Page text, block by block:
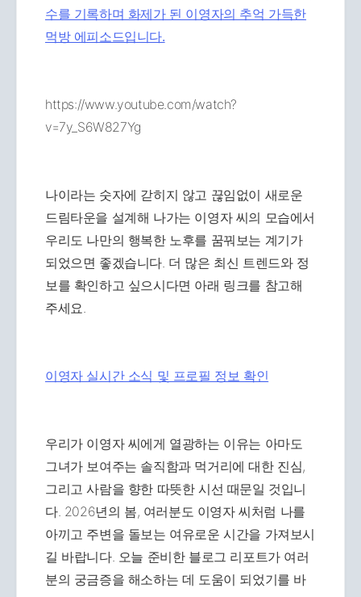
수를 기록하며 화제가 된 이영자의 추억 가득한
먹방 에피소드입니다.
https://www.youtube.com/watch?
v=7y_S6W827Yg
나이라는 숫자에 갇히지 않고 끊임없이 새로운
드림타운을 설계해 나가는 이영자 씨의 모습에서
우리도 나만의 행복한 노후를 꿈꿔보는 계기가
되었으면 좋겠습니다. 더 많은 최신 트렌드와 정
보를 확인하고 싶으시다면 아래 링크를 참고해
주세요.
이영자 실시간 소식 및 프로필 정보 확인
우리가 이영자 씨에게 열광하는 이유는 아마도
그녀가 보여주는 솔직함과 먹거리에 대한 진심,
그리고 사람을 향한 따뜻한 시선 때문일 것입니
다. 2026년의 봄, 여러분도 이영자 씨처럼 나를
아끼고 주변을 돌보는 여유로운 시간을 가져보시
길 바랍니다. 오늘 준비한 블로그 리포트가 여러
분의 궁금증을 해소하는 데 도움이 되었기를 바